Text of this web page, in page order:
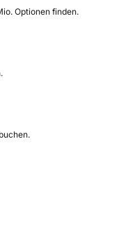
Optionen finden.